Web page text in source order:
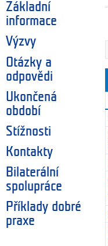
Základní
informace
Výzvy
Otázky a
odpovědi
Ukončená
období
Stížnosti
Kontakty
Bilaterální
spolupráce
Příklady dobré
praxe